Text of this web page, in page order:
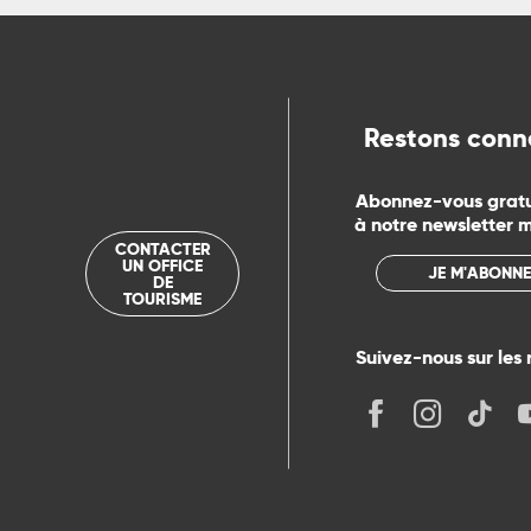
CONTACTER
UN OFFICE
DE
TOURISME
Restons
Abonnez-vous
à notre newsletter
JE M'ABONNE
Suivez-nous sur les